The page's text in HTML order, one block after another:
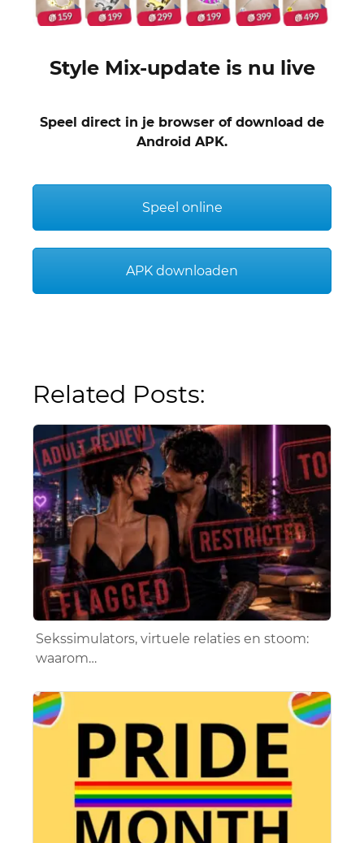
Style Mix-update is nu live
Speel direct in je browser of download de
Android APK.
Speel online
APK downloaden
Related Posts:
Sekssimulators, virtuele relaties en stoom:
waarom…